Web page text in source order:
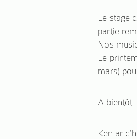
Le stage
partie
Nos
Le
mars)
A bientôt
Ken ar